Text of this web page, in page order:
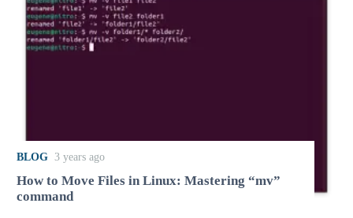
BLOG 3 years ago
How to Move Files in Linux: Mastering “mv”
command